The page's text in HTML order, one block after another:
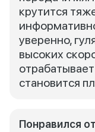
крутится
уверенно,
высоких
становится
Понравился